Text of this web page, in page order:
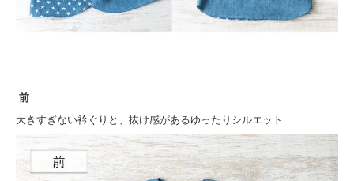
前
大きすぎない衿ぐりと、抜け感があるゆったりシルエット